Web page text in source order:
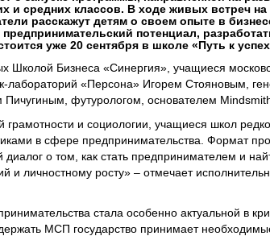
и средних классов. В ходе живых встреч
расскажут детям о своем опыте в
потенциал,
уже 20 сентября в школе «Путь к
Школой Бизнеса «Синергия», учащиеся
лабораторий «Персона» Игорем Стояновым,
Пичугиным, футурологом, основателем
и социологии, учащиеся школ
в сфере предпринимательства. Формат
о том, как стать предпринимателем и
и личностному росту» – отмечает
стала особенно актуальной в
МСП государство принимает